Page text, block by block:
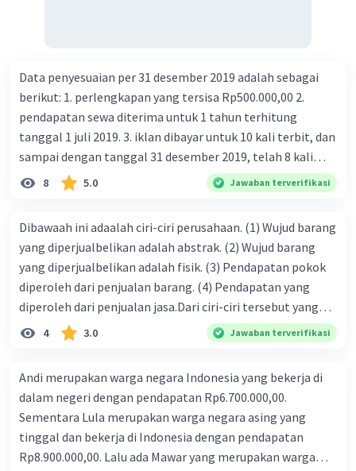
Data penyesuaian per 31 desember 2019 adalah sebagai
berikut: 1. perlengkapan yang tersisa Rp500.000,00 2.
pendapatan sewa diterima untuk 1 tahun terhitung
tanggal 1 juli 2019. 3. iklan dibayar untuk 10 kali terbit, dan
sampai dengan tanggal 31 desember 2019, telah 8 kali
terbit. 4. gaji terutang untuk periode berjalan sebesar
Rp800.000,00 dari data di atas, pencatatan jurnal pembalik
8 5.0 Jawaban terverifikasi
Dibawaah ini adaalah ciri-ciri perusahaan. (1) Wujud barang
yang diperjualbelikan adalah abstrak. (2) Wujud barang
yang diperjualbelikan adalah fisik. (3) Pendapatan pokok
diperoleh dari penjualan barang. (4) Pendapatan yang
diperoleh dari penjualan jasa.Dari ciri-ciri tersebut yang
merupakan ciri dari perusahaan dagang ditunjukan pada
nomor…. a. 1 dan 3 b. 3 dan 4 c. 2 dan 3 d. 1 dan 2 e. 2 dan 4
4 3.0 Jawaban terverifikasi
Andi merupakan warga negara Indonesia yang bekerja di
dalam negeri dengan pendapatan Rp6.700.000,00.
Sementara Lula merupakan warga negara asing yang
tinggal dan bekerja di Indonesia dengan pendapatan
Rp8.900.000,00. Lalu ada Mawar yang merupakan warga